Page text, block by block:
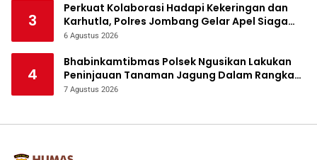
3
Perkuat Kolaborasi Hadapi Kekeringan dan
Karhutla, Polres Jombang Gelar Apel Siaga
Bencana
6 Agustus 2026
4
Bhabinkamtibmas Polsek Ngusikan Lakukan
Peninjauan Tanaman Jagung Dalam Rangka
Mendukung Ketahanan Pangan
7 Agustus 2026